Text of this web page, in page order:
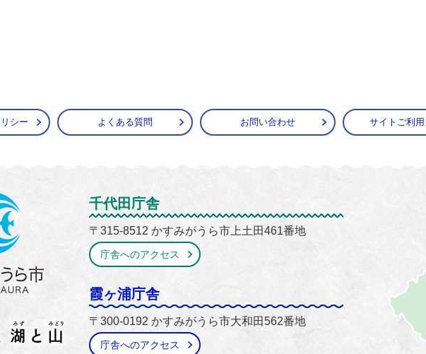
シー よくある質問 お問い合わせ サイトご利
かすみがうら市
千代田庁舎
〒315-8512 かすみがうら市上土田461番地
庁舎へのアクセス
霞ヶ浦庁舎
〒300-0192 かすみがうら市大和田562番地
庁舎へのアクセス